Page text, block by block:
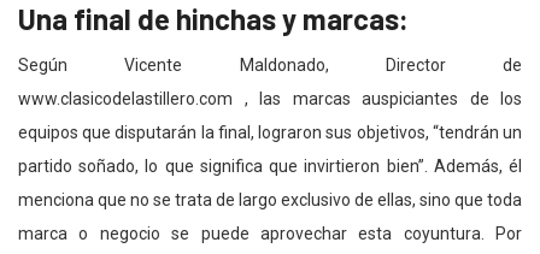
Una final de hinchas y marcas:
Según Vicente Maldonado, Director de
www.clasicodelastillero.com , las marcas auspiciantes de los
equipos que disputarán la final, lograron sus objetivos, “tendrán un
partido soñado, lo que significa que invirtieron bien”. Además, él
menciona que no se trata de largo exclusivo de ellas, sino que toda
marca o negocio se puede aprovechar esta coyuntura. Por